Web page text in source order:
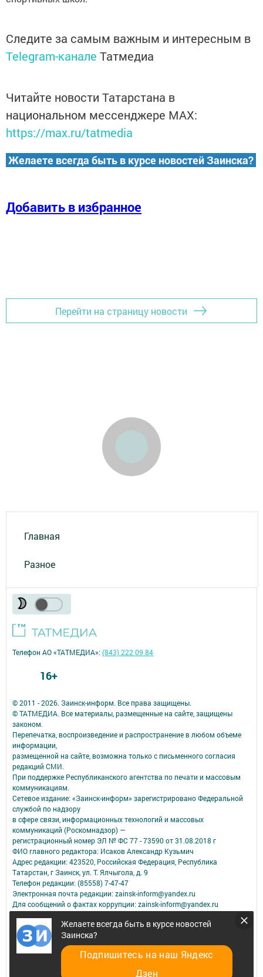
Следите за самым важным и интересным в
Telegram-канале Татмедиа
Читайте новости Татарстана в
национальном мессенджере MАХ:
https://max.ru/tatmedia
Желаете всегда быть в курсе новостей Заинска?
Добавить в избранное
Перейти на страницу новости
Главная
Разное
Желаете всегда быть в курсе новостей
Заинска?
Подпишитесь на наш Яндекс
Дзен
© 2011 - 2026. Заинск-информ. Все права защищены.
© ТАТМЕДИА. Все материалы, размещенные на сайте, защищены
законом.
Перепечатка, воспроизведение и распространение в любом объеме
информации,
размещенной на сайте, возможна только с письменного согласия
редакций СМИ.
При поддержке Республиканского агентства по печати и массовым
коммуникациям.
Сетевое издание: «Заинск-информ» зарегистрировано Федеральной
службой по надзору
в сфере связи, информационных технологий и массовых
коммуникаций (Роскомнадзор) —
регистрационный номер ЭЛ № ФС 77 - 73590 от 31.08.2018 г
ФИО главного редактора: Исаков Александр Кузьмич
Адрес редакции: 423520, Российская Федерация, Республика
Татарстан, г Заинск, ул. Т. Ялчыгола, д. 9
Телефон редакции: (85558) 7-47-47
Электронная почта редакции: zainsk-inform@yandex.ru
Для сообщений о фактах коррупции: zainsk-inform@yandex.ru
Антикоррупционная политика
АО «ТАТМЕДИА» использует «cookie»для персонализации сервисов и
удобства пользователей сайтом.
Использование «cookie» можно отменить в настройках браузера.
Телефон АО «ТАТМЕДИА»:(843) 222 09 84
16+